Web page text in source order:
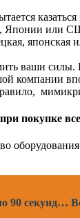
Японии или
японская
ваши
компании
покупке
90 секунд…